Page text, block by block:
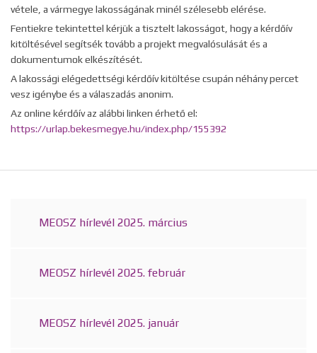
vétele, a vármegye lakosságának minél szélesebb elérése.
Fentiekre tekintettel kérjük a tisztelt lakosságot, hogy a kérdőív
kitöltésével segítsék tovább a projekt megvalósulását és a
dokumentumok elkészítését.
A lakossági elégedettségi kérdőív kitöltése csupán néhány percet
vesz igénybe és a válaszadás anonim.
Az online kérdőív az alábbi linken érhető el:
https://urlap.bekesmegye.hu/index.php/155392
MEOSZ hírlevél 2025. március
MEOSZ hírlevél 2025. február
MEOSZ hírlevél 2025. január